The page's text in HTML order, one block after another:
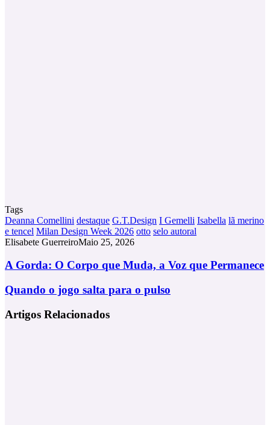
Tags
Deanna Comellini destaque G.T.Design I Gemelli Isabella lã merino
e tencel Milan Design Week 2026 otto selo autoral
Elisabete GuerreiroMaio 25, 2026
A
O
Corpo
Muda,
A Gorda: O Corpo que Muda, a Voz que Permanece
Quando
jogo
salta
Quando o jogo salta para o pulso
Artigos Relacionados